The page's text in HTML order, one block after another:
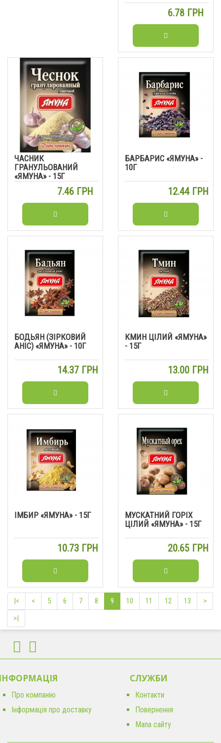
6.78 ГРН
ЧАСНИК
ГРАНУЛЬОВАНИЙ
«ЯМУНА» - 15Г
7.46 ГРН
БАРБАРИС «ЯМУНА» -
10Г
12.44 ГРН
БОДЬЯН (ЗІРКОВИЙ
АНІС) «ЯМУНА» - 10Г
14.37 ГРН
КМИН ЦІЛИЙ «ЯМУНА»
- 15Г
13.00 ГРН
ІМБИР «ЯМУНА» - 15Г
10.73 ГРН
МУСКАТНИЙ ГОРІХ
ЦІЛИЙ «ЯМУНА» - 15Г
20.65 ГРН
|< < 5 6 7 8 9 10 11 12 13
>
>|
Про компанію
Інформація про доставку
CЛУЖБИ
Контакти
Повернення
Мапа сайту